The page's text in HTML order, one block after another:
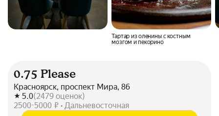
Тартар из оленины с костным
мозгом и пекорино
0.75 Please
Красноярск, проспект Мира, 86
5.0(2479 оценок)
2500-5000 ₽ • Дальневосточная